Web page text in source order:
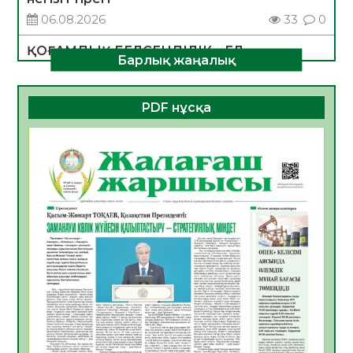
06.08.2026
33 0
ҚОҒАМДЫҚ БЕЛСЕНДІЛІК – ЕЛ
ДАМУЫНЫҢ НЕГІЗІ
06.08.2026
31 0
ҚҰРЫЛТАЙ САЙЛАУЫ – БОЛАШАҚҚА
06.08.2026
Инфекциялық ауруларға қарсы иммундау
жұмыстарының тиімділігі
06.08.2026
34
Көкжөтел ауруы туралы
06.08.2026
32
АПВ вакцинасы туралы мәлімет
06.08.2026
32
Барлық жаңалық
PDF нұсқа